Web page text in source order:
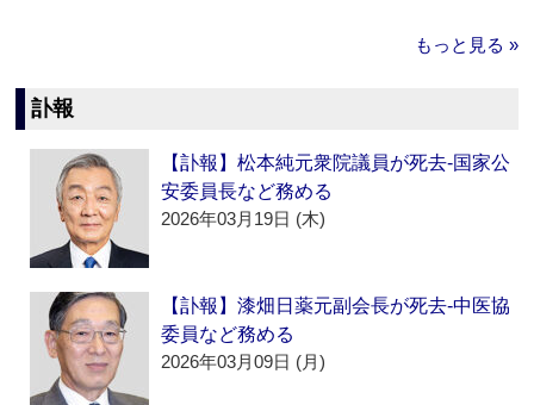
もっと見る »
訃報
【訃報】松本純元衆院議員が死去‐国家公
安委員長など務める
2026年03月19日 (木)
【訃報】漆畑日薬元副会長が死去‐中医協
委員など務める
2026年03月09日 (月)